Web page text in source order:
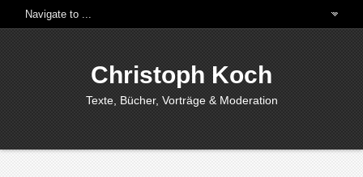
Christoph Koch
Texte, Bücher, Vorträge & Moderation